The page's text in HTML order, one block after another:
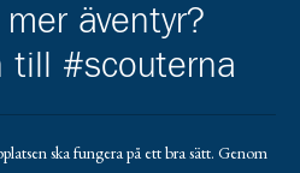
till https://www.cramo.se/sv
äventyr?
till #scouterna
ska fungera på ett bra sätt. Genom